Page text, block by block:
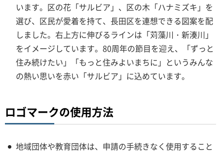
います。区の花「サルビア」、区の木「ハナミズキ」を
選び、区民が愛着を持て、長田区を連想できる図案を配
しました。右上方に伸びるラインは「苅藻川・新湊川」
をイメージしています。80周年の節目を迎え、「ずっと
住み続けたい」「もっと住みよいまちに」というみんな
の熱い思いを赤い「サルビア」に込めています。
ロゴマークの使用方法
地域団体や教育団体は、申請の手続きなく使用すること